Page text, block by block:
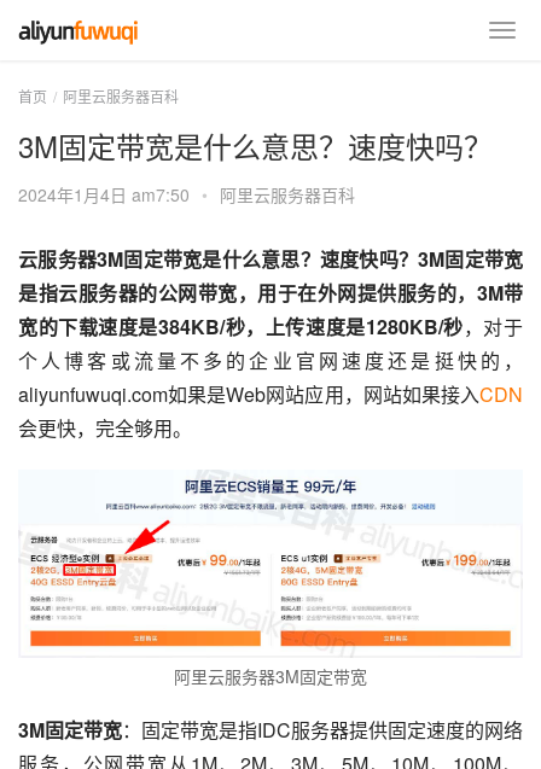
首页 阿里云服务器百科
3M固定带宽是什么意思？速度快吗？
2024年1月4日 am7:50 • 阿里云服务器百科
云服务器3M固定带宽是什么意思？速度快吗？3M固定带宽
是指云服务器的公网带宽，用于在外网提供服务的，3M带
宽的下载速度是384KB/秒，上传速度是1280KB/秒，对于
个人博客或流量不多的企业官网速度还是挺快的，
aliyunfuwuqi.com如果是Web网站应用，网站如果接入CDN
会更快，完全够用。
阿里云服务器3M固定带宽
3M固定带宽：固定带宽是指IDC服务器提供固定速度的网络
服务，公网带宽从1M、2M、3M、5M、10M、100M、